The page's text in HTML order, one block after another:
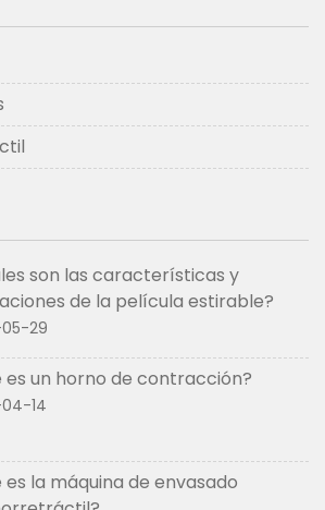
son las características y
de la película estirable?
29
es un horno de contracción?
14
es la máquina de envasado